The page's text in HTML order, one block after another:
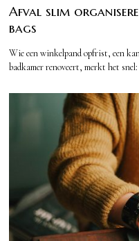
Afval slim
bags
Wie een winkelpand opfrist, een
badkamer renoveert, merkt het snel: